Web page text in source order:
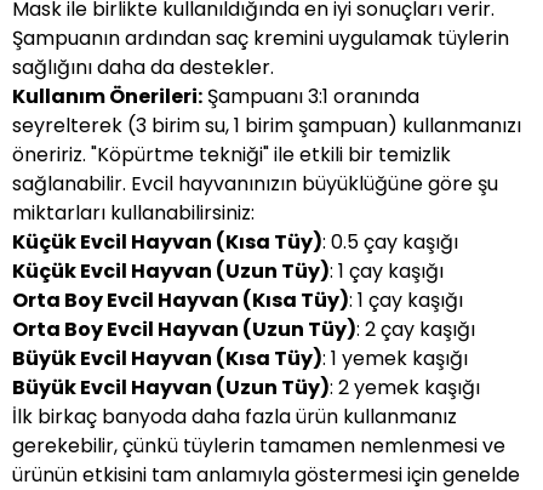
Mask ile birlikte kullanıldığında en iyi sonuçları verir.
Şampuanın ardından saç kremini uygulamak tüylerin
sağlığını daha da destekler.
Kullanım Önerileri: Şampuanı 3:1 oranında
seyrelterek (3 birim su, 1 birim şampuan) kullanmanızı
öneririz. "Köpürtme tekniği" ile etkili bir temizlik
sağlanabilir. Evcil hayvanınızın büyüklüğüne göre şu
miktarları kullanabilirsiniz:
Küçük Evcil Hayvan (Kısa Tüy): 0.5 çay kaşığı
Küçük Evcil Hayvan (Uzun Tüy): 1 çay kaşığı
Orta Boy Evcil Hayvan (Kısa Tüy): 1 çay kaşığı
Orta Boy Evcil Hayvan (Uzun Tüy): 2 çay kaşığı
Büyük Evcil Hayvan (Kısa Tüy): 1 yemek kaşığı
Büyük Evcil Hayvan (Uzun Tüy): 2 yemek kaşığı
İlk birkaç banyoda daha fazla ürün kullanmanız
gerekebilir, çünkü tüylerin tamamen nemlenmesi ve
ürünün etkisini tam anlamıyla göstermesi için genelde